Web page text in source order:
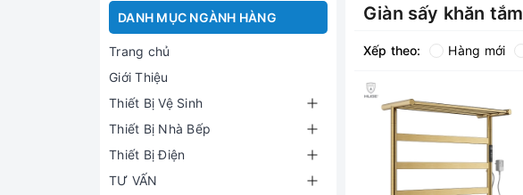
DANH MỤC NGÀNH HÀNG
Trang chủ
Giới Thiệu
Thiết Bị Vệ Sinh
Thiết Bị Nhà Bếp
Thiết Bị Điện
TƯ VẤN
Giàn sấy khăn tắm
Xếp theo: Hàng mới